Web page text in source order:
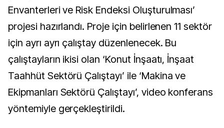
Envanterleri ve Risk Endeksi Oluşturulması’
projesi hazırlandı. Proje için belirlenen 11 sektör
için ayrı ayrı çalıştay düzenlenecek. Bu
çalıştayların ikisi olan ‘Konut İnşaatı, İnşaat
Taahhüt Sektörü Çalıştayı’ ile ‘Makina ve
Ekipmanları Sektörü Çalıştayı’, video konferans
yöntemiyle gerçekleştirildi.